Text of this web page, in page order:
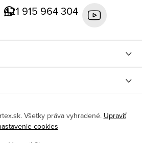
421 915 964 304
. Všetky práva vyhradené. Upraviť
cookies